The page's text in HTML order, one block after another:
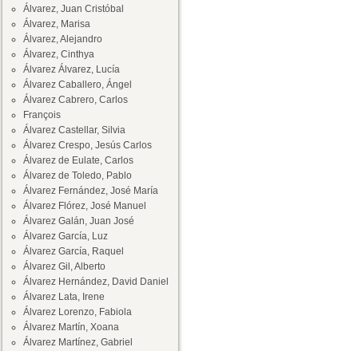
Álvarez, Juan Cristóbal
Álvarez, Marisa
Álvarez, Alejandro
Álvarez, Cinthya
Álvarez Álvarez, Lucía
Álvarez Caballero, Ángel
Álvarez Cabrero, Carlos
François
Álvarez Castellar, Silvia
Álvarez Crespo, Jesús Carlos
Álvarez de Eulate, Carlos
Álvarez de Toledo, Pablo
Álvarez Fernández, José María
Álvarez Flórez, José Manuel
Álvarez Galán, Juan José
Álvarez García, Luz
Álvarez García, Raquel
Álvarez Gil, Alberto
Álvarez Hernández, David Daniel
Álvarez Lata, Irene
Álvarez Lorenzo, Fabiola
Álvarez Martín, Xoana
Álvarez Martínez, Gabriel